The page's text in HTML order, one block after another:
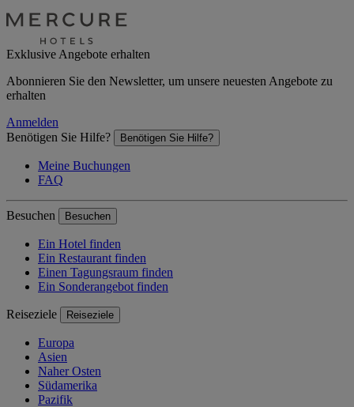
Exklusive Angebote erhalten
Abonnieren Sie den Newsletter, um unsere neuesten Angebote zu
erhalten
Anmelden
Benötigen Sie Hilfe?
Benötigen Sie Hilfe?
Meine Buchungen
FAQ
Besuchen Besuchen
Ein Hotel finden
Ein Restaurant finden
Einen Tagungsraum finden
Ein Sonderangebot finden
Reiseziele Reiseziele
Europa
Asien
Naher Osten
Südamerika
Pazifik